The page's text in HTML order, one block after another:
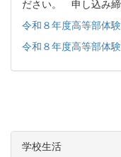
ださい。 申し込み
令和８年度高等部体
令和８年度高等部体
学校生活